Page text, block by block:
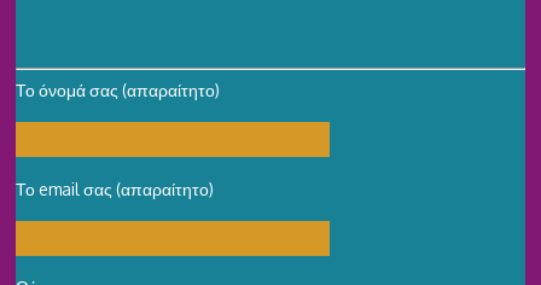
Το όνομά σας (απαραίτητο)
Το email σας (απαραίτητο)